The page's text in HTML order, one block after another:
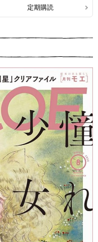
定期購読